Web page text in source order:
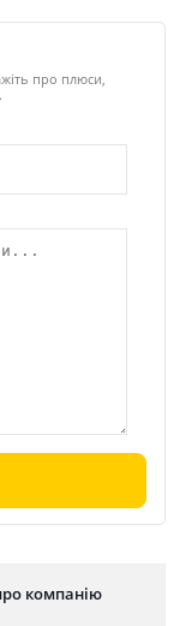
про плюси,
компанію